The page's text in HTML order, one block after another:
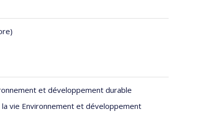
et développement durable
la vie Environnement et développement